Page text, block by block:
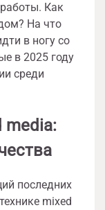
Как
На что
в ногу со
в 2025 году
среди
media:
последних
mixed